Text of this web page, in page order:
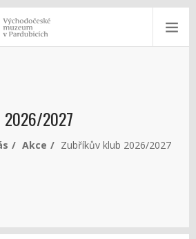
2026/2027
Akce Zubříkův klub 2026/2027